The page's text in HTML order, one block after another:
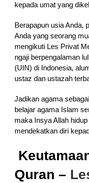
kepada umat yang
Berapapun usia Anda,
Anda yang seorang
mengikuti Les Privat
ngaji berpengalaman
(UIN) di Indonesia,
ustaz dan ustazah
Jadikan agama
belajar agama Islam
maka Insya Allah
mendekatkan diri
Quran –